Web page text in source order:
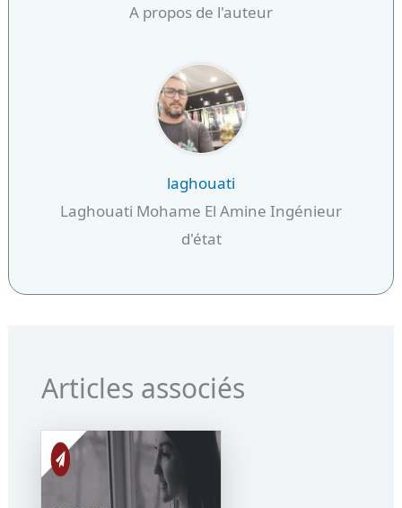
A propos de l'auteur
laghouati
Laghouati Mohame El Amine Ingénieur
d'état
Articles associés